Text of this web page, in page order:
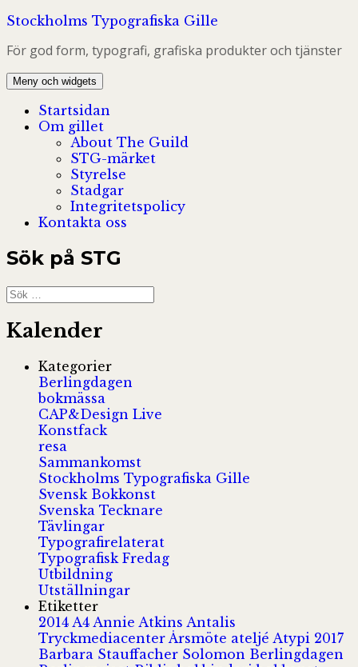
Hoppa
innehåll
Stockholms Typografiska Gille
För god form, typografi, grafiska produkter och tjänster
Meny och widgets
Startsidan
Om gillet
About The Guild
STG-märket
Styrelse
Stadgar
Integritetspolicy
Kontakta oss
Sök på STG
Sök
efter:
Kalender
Kategorier
Berlingdagen
bokmässa
CAP&Design Live
Konstfack
resa
Sammankomst
Stockholms Typografiska Gille
Svensk Bokkonst
Svenska Tecknare
Tävlingar
Typografirelaterat
Typografisk Fredag
Utbildning
Utställningar
Etiketter
2014 A4 Annie Atkins Antalis
Tryckmediacenter Årsmöte ateljé Atypi 2017
Barbara Stauffacher Solomon Berlingdagen